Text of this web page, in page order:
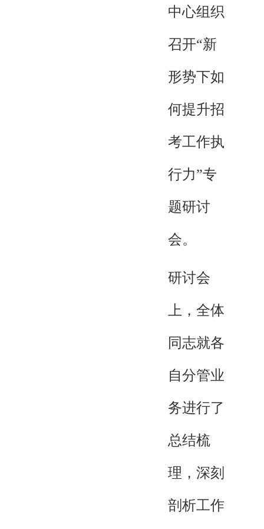
中心组织
召开“新
形势下如
何提升招
考工作执
行力”专
题研讨
会。
研讨会
上，全体
同志就各
自分管业
务进行了
总结梳
理，深刻
剖析工作